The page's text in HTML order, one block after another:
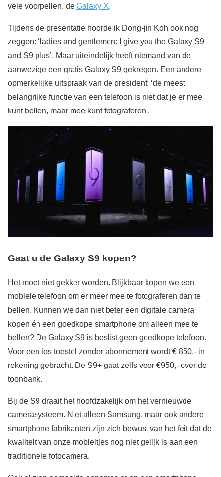
vele voorpellen, de Galaxy X.
Tijdens de presentatie hoorde ik Dong-jin Koh ook nog
zeggen: ‘ladies and gentlemen: I give you the Galaxy S9
and S9 plus’. Maar uiteindelijk heeft niemand van de
aanwezige een gratis Galaxy S9 gekregen. Een andere
opmerkelijke uitspraak van de president: ‘de meest
belangrijke functie van een telefoon is niet dat je er mee
kunt bellen, maar mee kunt fotograferen’.
Gaat u de Galaxy S9 kopen?
Het moet niet gekker worden. Blijkbaar kopen we een
mobiele telefoon om er meer mee te fotograferen dan te
bellen. Kunnen we dan niet beter een digitale camera
kopen én een goedkope smartphone om alleen mee te
bellen? De Galaxy S9 is beslist geen goedkope telefoon.
Voor een los toestel zonder abonnement wordt € 850,- in
rekening gebracht. De S9+ gaat zelfs voor €950,- over de
toonbank.
Bij de S9 draait het hoofdzakelijk om het vernieuwde
camerasysteem. Niet alleen Samsung, maar ook andere
smartphone fabrikanten zijn zich bewust van het feit dat de
kwaliteit van onze mobieltjes nog niet gelijk is aan een
traditionele fotocamera.